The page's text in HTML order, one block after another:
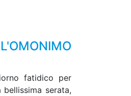
fatidico per
serata,